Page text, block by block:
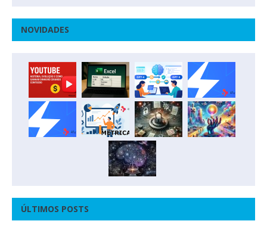
NOVIDADES
ÚLTIMOS POSTS